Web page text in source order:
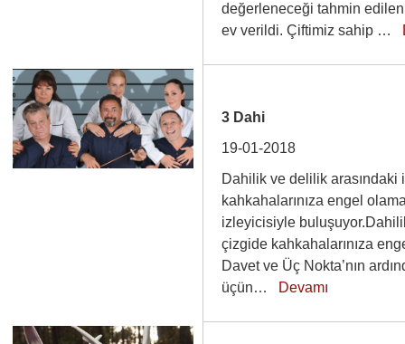
değerleneceği tahmin edilen
ev verildi. Çiftimiz sahip …
3 Dahi
19-01-2018
Dahilik ve delilik arasındaki
kahkahalarınıza engel
izleyicisiyle
çizgide kahkahalarınıza
Davet ve Üç Nokta’nın
üçün… Devamı